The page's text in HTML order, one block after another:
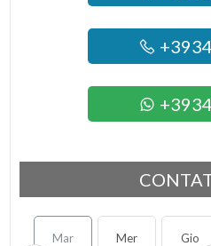
Mar Mer Gio